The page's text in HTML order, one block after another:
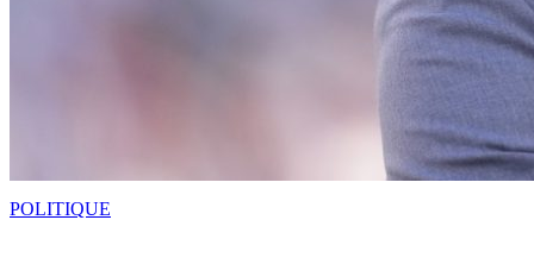
POLITIQUE